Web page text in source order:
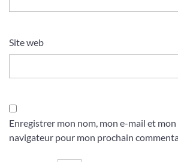
Site web
Enregistrer mon nom, mon e-mail et
navigateur pour mon prochain